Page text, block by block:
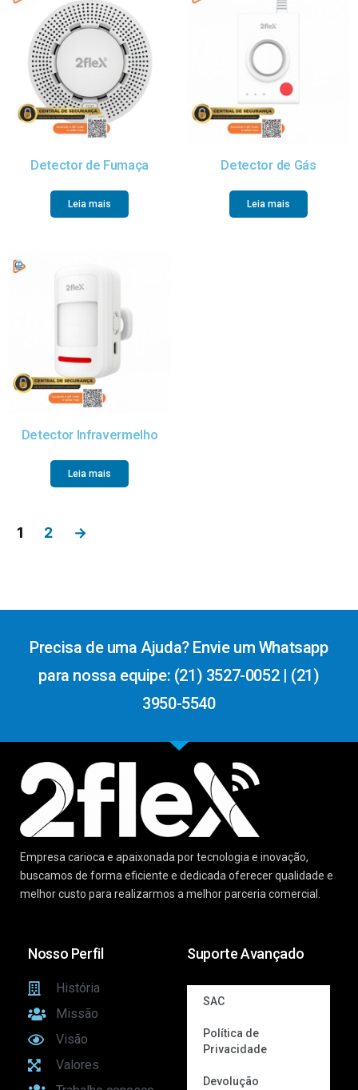
Detector de Fumaça
Leia mais
Detector de Gás
Leia mais
Detector Infravermelho
Leia mais
1 2 →
Precisa de uma Ajuda? Envie um Whatsapp
para nossa equipe: (21) 3527-0052 | (21)
3950-5540
Empresa carioca e apaixonada por tecnologia e inovação,
buscamos de forma eficiente e dedicada oferecer qualidade e
melhor custo para realizarmos a melhor parceria comercial.
Nosso Perfil
História
Missão
Visão
Valores
Suporte Avançado
SAC
Política de
Privacidade
Devolução